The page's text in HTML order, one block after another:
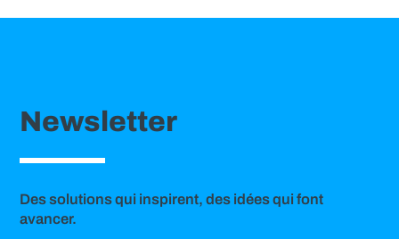
Newsletter
Des solutions qui inspirent, des idées qui font
avancer.